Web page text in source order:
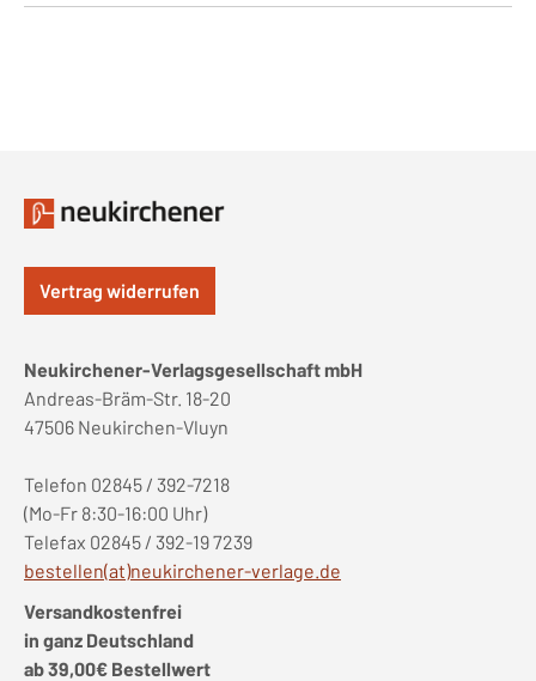
Vertrag widerrufen
Neukirchener-Verlagsgesellschaft mbH
Andreas-Bräm-Str. 18-20
47506 Neukirchen-Vluyn
Telefon 02845 / 392-7218
(Mo-Fr 8:30-16:00 Uhr)
Telefax 02845 / 392-19 7239
bestellen(at)neukirchener-verlage.de
Versandkostenfrei
in ganz Deutschland
ab 39,00€ Bestellwert